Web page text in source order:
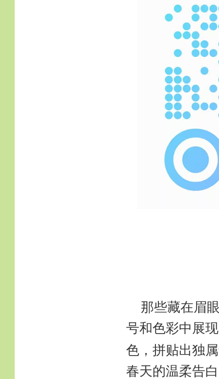
那些藏在眉
号和色彩中展
色，拼贴出独
春天的温柔告